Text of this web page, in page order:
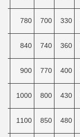
330
700
780
360
740
840
400
770
900
430
800
1000
480
850
1100